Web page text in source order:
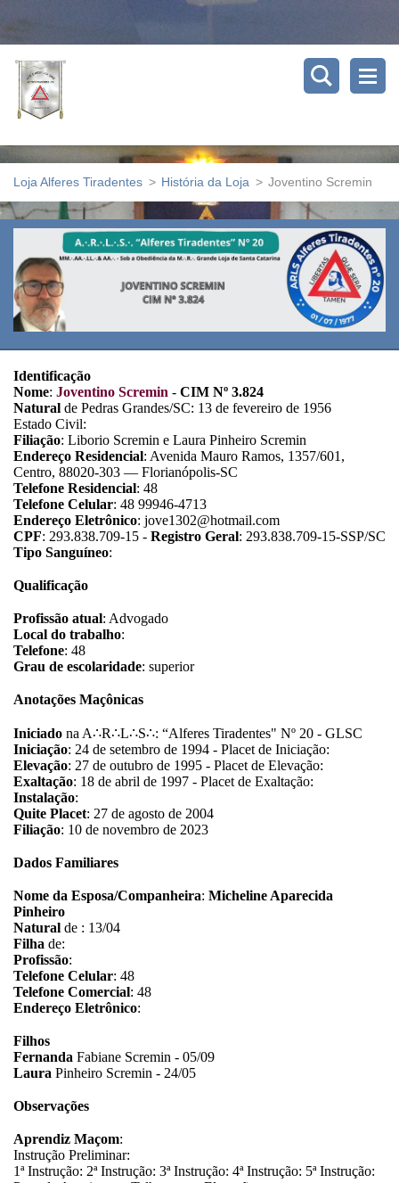
Loja Alferes Tiradentes > História da Loja > Joventino Scremin
Identificação
Nome: Joventino Scremin - CIM Nº 3.824
Natural de Pedras Grandes/SC: 13 de fevereiro de 1956
Estado Civil:
Filiação: Liborio Scremin e Laura Pinheiro Scremin
Endereço Residencial: Avenida Mauro Ramos, 1357/601,
Centro, 88020-303 — Florianópolis-SC
Telefone Residencial: 48
Telefone Celular: 48 99946-4713
Endereço Eletrônico: jove1302@hotmail.com
CPF: 293.838.709-15 - Registro Geral: 293.838.709-15-SSP/SC
Tipo Sanguíneo:
Qualificação
Profissão atual: Advogado
Local do trabalho:
Telefone: 48
Grau de escolaridade: superior
Anotações Maçônicas
Iniciado na A∴R∴L∴S∴: “Alferes Tiradentes" Nº 20 - GLSC
Iniciação: 24 de setembro de 1994 - Placet de Iniciação:
Elevação: 27 de outubro de 1995 - Placet de Elevação:
Exaltação: 18 de abril de 1997 - Placet de Exaltação:
Instalação:
Quite Placet: 27 de agosto de 2004
Filiação: 10 de novembro de 2023
Dados Familiares
Nome da Esposa/Companheira: Micheline Aparecida
Pinheiro
Natural de : 13/04
Filha de:
Profissão:
Telefone Celular: 48
Telefone Comercial: 48
Endereço Eletrônico:
Filhos
Fernanda Fabiane Scremin - 05/09
Laura Pinheiro Scremin - 24/05
Observações
Aprendiz Maçom:
Instrução Preliminar:
1ª Instrução: 2ª Instrução: 3ª Instrução: 4ª Instrução: 5ª Instrução: